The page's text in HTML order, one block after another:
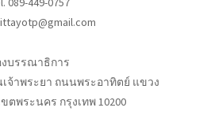
งบรรณาธิการ
จ้าพระยา ถนนพระอาทิตย์ แขวง
ตพระนคร กรุงเทพ 10200